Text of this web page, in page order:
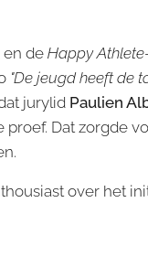
en deHappy Athlete
"De jeugd heeft de
jurylid Paulien
Dat zorgde
over het